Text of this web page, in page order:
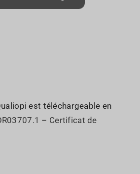
est téléchargeable en
– Certificat de